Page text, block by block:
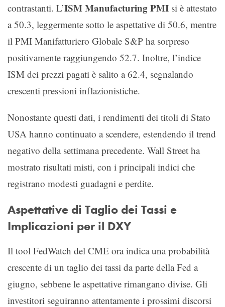
contrastanti. L’ISM Manufacturing PMI si è attestato
a 50.3, leggermente sotto le aspettative di 50.6, mentre
il PMI Manifatturiero Globale S&P ha sorpreso
positivamente raggiungendo 52.7. Inoltre, l’indice
ISM dei prezzi pagati è salito a 62.4, segnalando
crescenti pressioni inflazionistiche.
Nonostante questi dati, i rendimenti dei titoli di Stato
USA hanno continuato a scendere, estendendo il trend
negativo della settimana precedente. Wall Street ha
mostrato risultati misti, con i principali indici che
registrano modesti guadagni e perdite.
Aspettative di Taglio dei Tassi e
Implicazioni per il DXY
Il tool FedWatch del CME ora indica una probabilità
crescente di un taglio dei tassi da parte della Fed a
giugno, sebbene le aspettative rimangano divise. Gli
investitori seguiranno attentamente i prossimi discorsi